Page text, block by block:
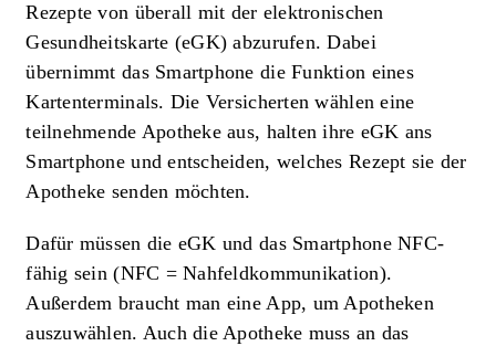
Rezepte von überall mit der elektronischen
Gesundheitskarte (eGK) abzurufen. Dabei
übernimmt das Smartphone die Funktion eines
Kartenterminals. Die Versicherten wählen eine
teilnehmende Apotheke aus, halten ihre eGK ans
Smartphone und entscheiden, welches Rezept sie der
Apotheke senden möchten.
Dafür müssen die eGK und das Smartphone NFC-
fähig sein (NFC = Nahfeldkommunikation).
Außerdem braucht man eine App, um Apotheken
auszuwählen. Auch die Apotheke muss an das